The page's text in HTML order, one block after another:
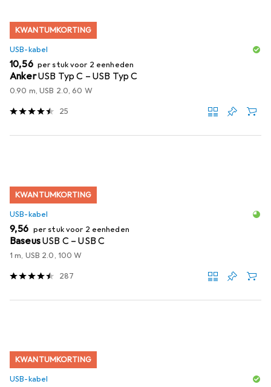
KWANTUMKORTING
USB-kabel
EUR
10,56 per stuk voor 2 eenheden
AnkerUSB Typ C – USB Typ C
0.90 m, USB 2.0, 60 W
25
KWANTUMKORTING
USB-kabel
EUR
9,56 per stuk voor 2 eenheden
BaseusUSB C – USB C
1 m, USB 2.0, 100 W
287
KWANTUMKORTING
USB-kabel